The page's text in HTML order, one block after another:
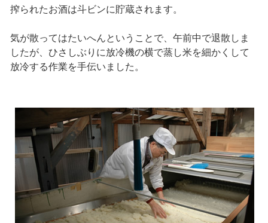
搾られたお酒は斗ビンに貯蔵されます。
気が散ってはたいへんということで、午前中で退散しま
したが、ひさしぶりに放冷機の横で蒸し米を細かくして
放冷する作業を手伝いました。